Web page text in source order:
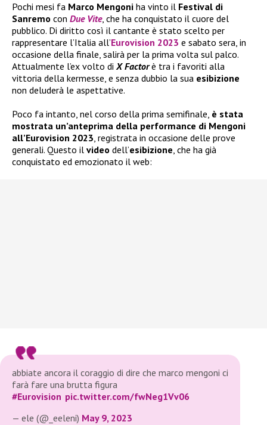
Pochi mesi fa Marco Mengoni ha vinto il Festival di
Sanremo con Due Vite, che ha conquistato il cuore del
pubblico. Di diritto così il cantante è stato scelto per
rappresentare l’Italia all’Eurovision 2023 e sabato sera, in
occasione della finale, salirà per la prima volta sul palco.
Attualmente l’ex volto diX Factorè tra i favoriti alla
vittoria della kermesse, e senza dubbio la sua esibizione
non deluderà le aspettative.
Poco fa intanto, nel corso della prima semifinale, è stata
mostrata un’anteprima della performance di Mengoni
all’Eurovision 2023, registrata in occasione delle prove
generali. Questo il video dell’esibizione, che ha già
conquistato ed emozionato il web:
abbiate ancora il coraggio di dire che marco mengoni ci
farà fare una brutta figura
#Eurovision pic.twitter.com/fwNeg1Vv06
— ele (@_eeleni) May 9, 2023